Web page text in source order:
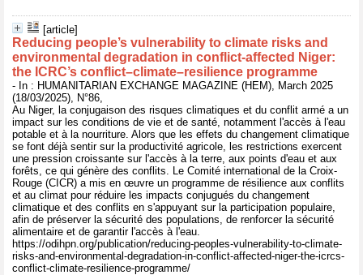
[article]
Reducing people’s vulnerability to climate risks and
environmental degradation in conflict-affected Niger:
the ICRC’s conflict–climate–resilience programme
- In : HUMANITARIAN EXCHANGE MAGAZINE (HEM), March 2025
(18/03/2025), N°86,
Au Niger, la conjugaison des risques climatiques et du conflit armé a un
impact sur les conditions de vie et de santé, notamment l'accès à l'eau
potable et à la nourriture. Alors que les effets du changement climatique
se font déjà sentir sur la productivité agricole, les restrictions exercent
une pression croissante sur l'accès à la terre, aux points d'eau et aux
forêts, ce qui génère des conflits. Le Comité international de la Croix-
Rouge (CICR) a mis en œuvre un programme de résilience aux conflits
et au climat pour réduire les impacts conjugués du changement
climatique et des conflits en s'appuyant sur la participation populaire,
afin de préserver la sécurité des populations, de renforcer la sécurité
alimentaire et de garantir l'accès à l'eau.
https://odihpn.org/publication/reducing-peoples-vulnerability-to-climate-
risks-and-environmental-degradation-in-conflict-affected-niger-the-icrcs-
conflict-climate-resilience-programme/